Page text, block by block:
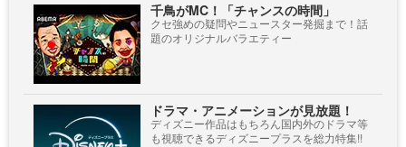
千鳥がMC！「チャンスの時間」
クセ強めの疑問やニュースター発掘まで！話
題のオリジナルバラエティー
ドラマ・アニメーションが見放題！
ディズニー作品はもちろん国内外のドラマ等
も視聴できるディズニープラスを総力特集!!